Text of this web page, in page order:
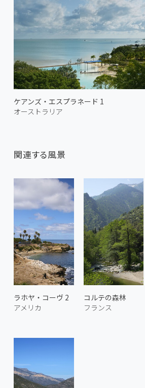
ケアンズ・エスプラネード 1
オーストラリア
関連する風景
ラホヤ・コーヴ 2
アメリカ
コルテの森林
フランス